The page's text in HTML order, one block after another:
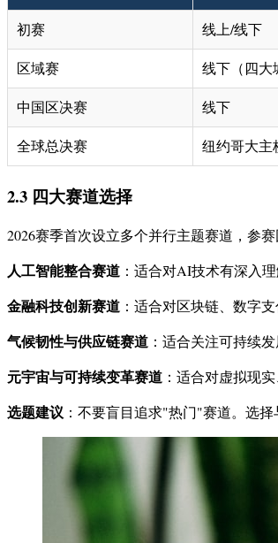
初赛 线上/线下
区域赛 线下（四大
中国区决赛 线下
全球总决赛 纽约哥大主
2.3 四大赛道选择
2026赛季首次设立多个并行主题赛道，参
人工智能整合赛道 ：适合对AI技术有深入
金融科技创新赛道 ：适合对区块链、数字
气候韧性与供应链赛道 ：适合关注可持续
元宇宙与可持续变革赛道 ：适合对虚拟现
选题建议 ：不要盲目追求"热门"赛道。选